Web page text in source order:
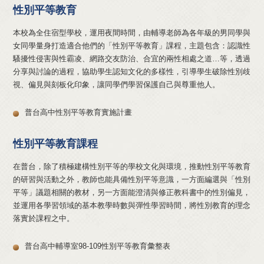
性別平等教育
本校為全住宿型學校，運用夜間時間，由輔導老師為各年級的男同學與
女同學量身打造適合他們的「性別平等教育」課程，主題包含：認識性
騷擾性侵害與性霸凌、網路交友防治、合宜的兩性相處之道…等，透過
分享與討論的過程，協助學生認知文化的多樣性，引導學生破除性別歧
視、偏見與刻板化印象，讓同學們學習保護自己與尊重他人。
普台高中性別平等教育實施計畫
性別平等教育課程
在普台，除了積極建構性別平等的學校文化與環境，推動性別平等教育
的研習與活動之外，教師也能具備性別平等意識，一方面編選與「性別
平等」議題相關的教材，另一方面能澄清與修正教科書中的性別偏見，
並運用各學習領域的基本教學時數與彈性學習時間，將性別教育的理念
落實於課程之中。
普台高中輔導室98-109性別平等教育彙整表